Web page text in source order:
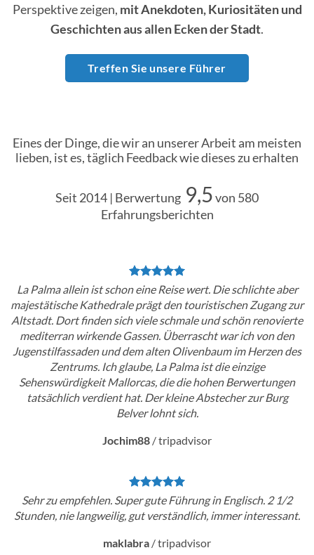
Perspektive zeigen, mit Anekdoten, Kuriositäten und
Geschichten aus allen Ecken der Stadt.
Treffen Sie unsere Führer
Eines der Dinge, die wir an unserer Arbeit am meisten
lieben, ist es, täglich Feedback wie dieses zu erhalten
Seit 2014 | Berwertung 9,5von 580
Erfahrungsberichten
La Palma allein ist schon eine Reise wert. Die schlichte aber
majestätische Kathedrale prägt den touristischen Zugang zur
Altstadt. Dort finden sich viele schmale und schön renovierte
mediterran wirkende Gassen. Überrascht war ich von den
Jugenstilfassaden und dem alten Olivenbaum im Herzen des
Zentrums. Ich glaube, La Palma ist die einzige
Sehenswürdigkeit Mallorcas, die die hohen Berwertungen
tatsächlich verdient hat. Der kleine Abstecher zur Burg
Belver lohnt sich.
Jochim88 /tripadvisor
Sehr zu empfehlen. Super gute Führung in Englisch. 2 1/2
Stunden, nie langweilig, gut verständlich, immer interessant.
maklabra /tripadvisor